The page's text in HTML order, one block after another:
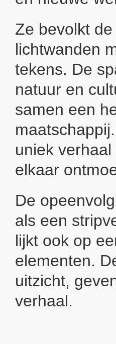
Ze bevolkt
lichtwanden
tekens. De
natuur en
samen een
uniek
elkaar
De
als een
lijkt ook op
elementen.
uitzicht,
verhaal.